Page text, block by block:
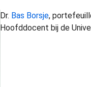
Dr. Bas Borsje,
Hoofddocent bij de